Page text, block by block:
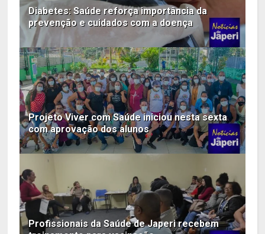
Diabetes: Saúde reforça importância da
prevenção e cuidados com a doença
Projeto Viver com Saúde iniciou nesta sexta
com aprovação dos alunos
Profissionais da Saúde de Japeri recebem